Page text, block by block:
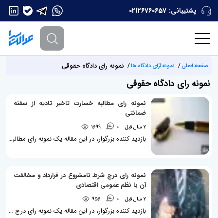
پشتیبانی: 02126760657
صفحه اصلی نمونه آرای دادگاه ها نمونه رای دادگاه حقوقی
نمونه رای دادگاه حقوقی
نمونه رای مطالبه خسارت تاخیر تادیه از سفته
ضمانتی
2 سال قبل 0
1699
بازدید کننده بزرگوار، در این مقاله یک نمونه رای مطالبه خسارت تاخیر تادیه از سفته ضمانتی برایتان قرار داده ایم تا با نحوه صدور رای در این زمینه آشنا شوید. این نمونه رای که از شعبه 100 دادگاه تجدیدنظر استان تهران صادر شده است درباره این موضوعات می‌باشد: مطالبه خسارت از خسارت، مطالبه وجه سفته، خسارت تاخیر تادیه، رای مطالبه خسارت تاخیر تادیه از سفته ضمانتی چکیده رای مطالبه خسارت تاخیر تادیه از سفته ضمانتی چنانچه سفته بابت وجه التزام عدم وصول چک شخص دیگر تحویل شده باشد در صورت برگشت خوردن چک صرفاً وجه...
نمونه رای درج شرط نامشروع در قرارداد و مخالفت
آن با نظم عمومی اقتصادی
2 سال قبل 0
956
بازدید کننده بزرگوار، در این مقاله یک نمونه رای درج شرط نامشروع در قرارداد و مخالفت آن با نظم عمومی اقتصادی برایتان قرار داده ایم تا با نحوه صدور رای در این زمینه آشنا شوید. این نمونه رای که از شعبه 65 دادگاه تجدیدنظر استان تهران صادر شده است درباره این موضوعات می باشد: اداره شرکت‌ها، ماده 119 قانون اصلاح قسمتی از قانون تجارت، نظم عمومی اقتصادی، رای درج شرط نامشروع در قرارداد و مخالفت آن با نظم عمومی اقتصادی مطلب مرتبط: حیطه اختیارات و مسئولیت مدیرعامل در شرکتهای سهامی چکیده رای درج شرط نامشروع در...